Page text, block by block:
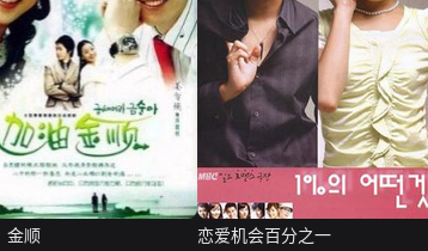
金顺
恋爱机会百分之一